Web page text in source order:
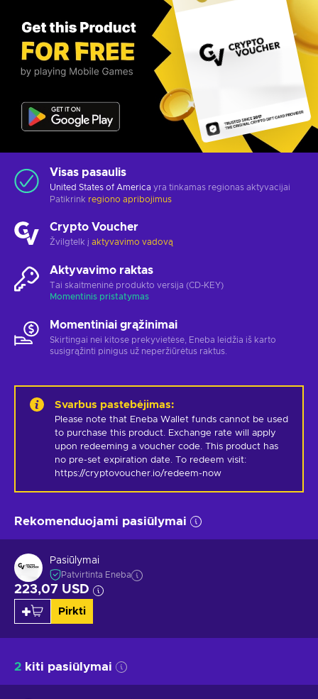
Visas pasaulis
United States of America yra tinkamas regionas aktyvacijai
Patikrink regiono apribojimus
Crypto Voucher
Žvilgtelk į aktyvavimo vadovą
Aktyvavimo raktas
Tai skaitmeninė produkto versija (CD-KEY)
Momentinis pristatymas
Momentiniai grąžinimai
Skirtingai nei kitose prekyvietėse, Eneba leidžia iš karto
susigrąžinti pinigus už neperžiūrėtus raktus.
Svarbus pastebėjimas:
Please note that Eneba Wallet funds cannot be used
to purchase this product. Exchange rate will apply
upon redeeming a voucher code. This product has
no pre-set expiration date. To redeem visit:
https://cryptovoucher.io/redeem-now
Rekomenduojami pasiūlymai
Pasiūlymai
Patvirtinta Eneba
223,07 USD
Pirkti
2 kiti pasiūlymai